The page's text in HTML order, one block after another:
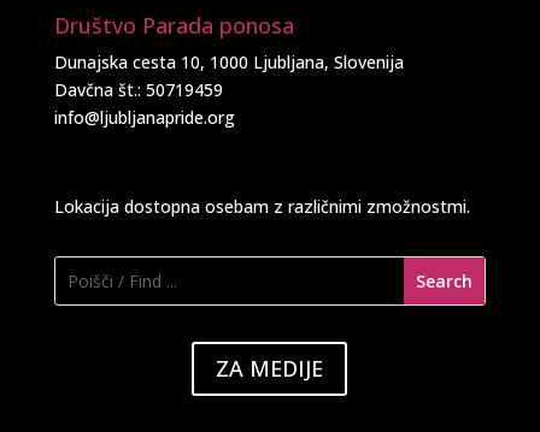
Društvo Parada ponosa
Dunajska cesta 10, 1000 Ljubljana, Slovenija
Davčna št.: 50719459
info@ljubljanapride.org
Lokacija dostopna osebam z različnimi zmožnostmi.
ZA MEDIJE